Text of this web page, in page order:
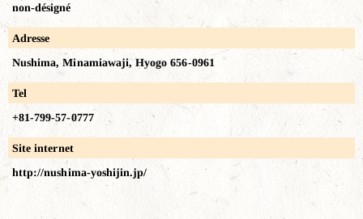
non-désigné
Adresse
Nushima, Minamiawaji, Hyogo 656-0961
Tel
+81-799-57-0777
Site internet
http://nushima-yoshijin.jp/